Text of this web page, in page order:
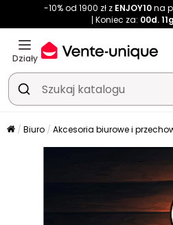
-10% od 1900 zł z ENJOY10na
Koniec za: 00d.
Działy
Biuro Akcesoria biurowe i